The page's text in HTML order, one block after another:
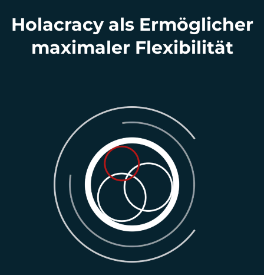
Holacracy als Ermöglicher
maximaler Flexibilität